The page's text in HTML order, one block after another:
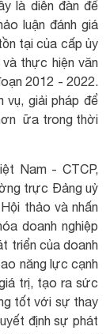
là diễn đàn để
luận đánh giá
tại của cấp ủy
thực hiện văn
2012 - 2022.
vụ, giải pháp để
ữa trong thời
Nam - CTCP,
trực Đảng uỷ
thảo và nhấn
doanh nghiệp
triển của doanh
năng lực cạnh
trị, tạo ra sức
tốt với sự thay
định sự phát